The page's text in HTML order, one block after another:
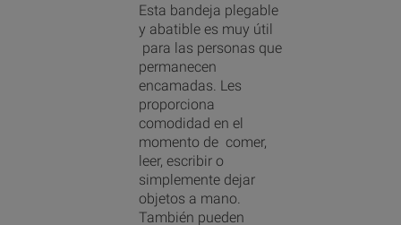
Esta bandeja plegable
y abatible es muy útil
para las personas que
permanecen
encamadas. Les
proporciona
comodidad en el
momento de comer,
leer, escribir o
simplemente dejar
objetos a mano.
También pueden